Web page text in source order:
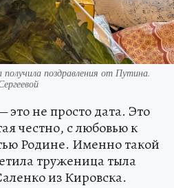
поздравления от Путина.
это не просто дата. Это
честно, с любовью к
Родине. Именно такой
труженица тыла
из Кировска.